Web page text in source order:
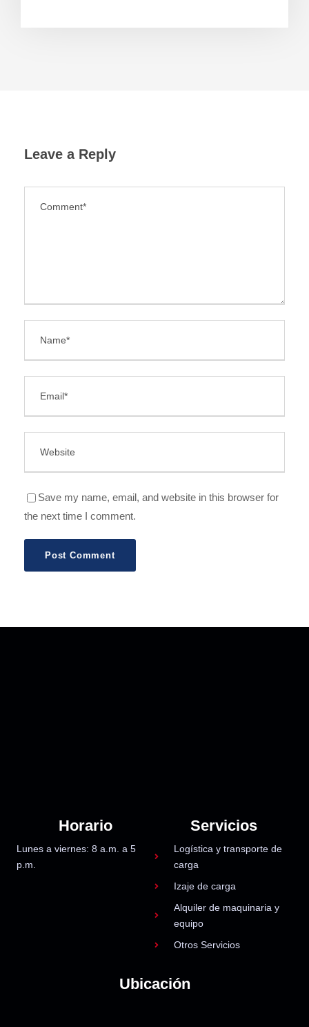
Leave a Reply
Save my name, email, and website in this browser for
the next time I comment.
Horario
Lunes a viernes: 8 a.m. a 5
p.m.
Servicios
Logística y transporte de
carga
Izaje de carga
Alquiler de maquinaria y
equipo
Otros Servicios
Ubicación